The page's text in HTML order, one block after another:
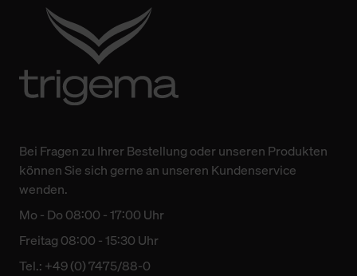
Bei Fragen zu Ihrer Bestellung oder unseren Produkten
können Sie sich gerne an unseren Kundenservice
wenden.
Mo - Do 08:00 - 17:00 Uhr
Freitag 08:00 - 15:30 Uhr
Tel.: +49 (0) 7475/88-0